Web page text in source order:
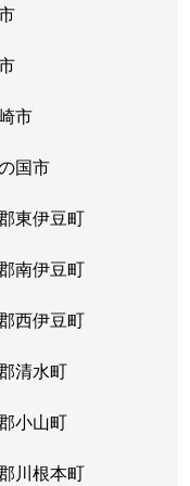
市
国市
東伊豆町
南伊豆町
西伊豆町
清水町
小山町
川根本町